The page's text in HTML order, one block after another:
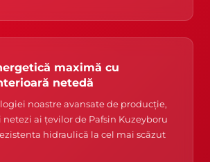
maximă cu
netedă
noastre avansate de producție,
ai țevilor de Pafsin Kuzeyboru
hidraulică la cel mai scăzut